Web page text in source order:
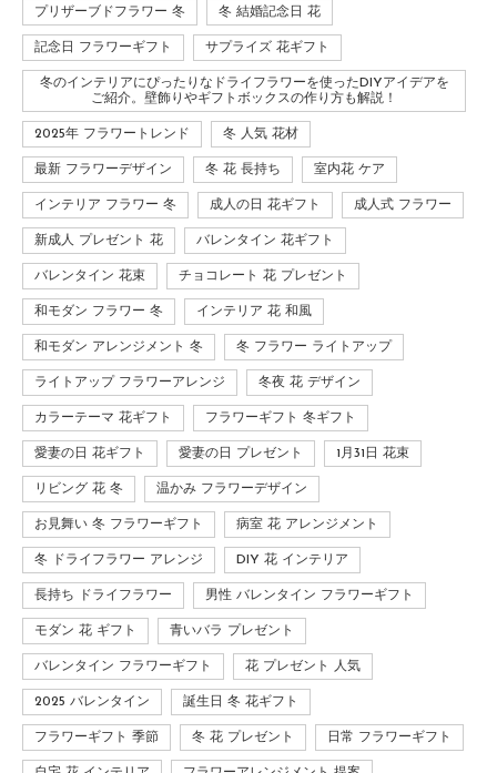
プリザーブドフラワー 冬 冬 結婚記念日 花
記念日 フラワーギフト サプライズ 花ギフト
冬のインテリアにぴったりなドライフラワーを使ったDIYアイデアを
ご紹介。壁飾りやギフトボックスの作り方も解説！
2025年 フラワートレンド 冬 人気 花材
最新 フラワーデザイン 冬 花 長持ち 室内花 ケア
インテリア フラワー 冬 成人の日 花ギフト 成人式 フラワー
新成人 プレゼント 花 バレンタイン 花ギフト
バレンタイン 花束 チョコレート 花 プレゼント
和モダン フラワー 冬 インテリア 花 和風
和モダン アレンジメント 冬 冬 フラワー ライトアップ
ライトアップ フラワーアレンジ 冬夜 花 デザイン
カラーテーマ 花ギフト フラワーギフト 冬ギフト
愛妻の日 花ギフト 愛妻の日 プレゼント 1月31日 花束
リビング 花 冬 温かみ フラワーデザイン
お見舞い 冬 フラワーギフト 病室 花 アレンジメント
冬 ドライフラワー アレンジ DIY 花 インテリア
長持ち ドライフラワー 男性 バレンタイン フラワーギフト
モダン 花 ギフト 青いバラ プレゼント
バレンタイン フラワーギフト 花 プレゼント 人気
2025 バレンタイン 誕生日 冬 花ギフト
フラワーギフト 季節 冬 花 プレゼント 日常 フラワーギフト